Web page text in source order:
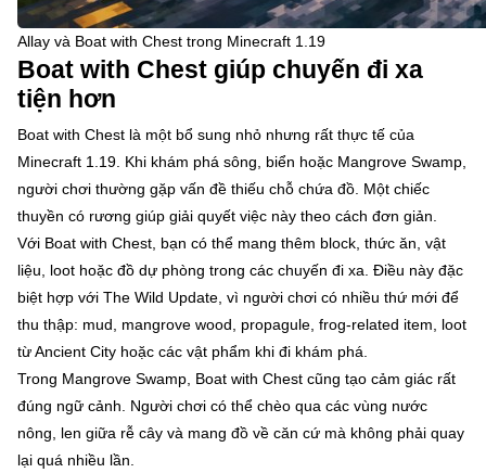
Allay và Boat with Chest trong Minecraft 1.19
Boat with Chest giúp chuyến đi xa
tiện hơn
Boat with Chest là một bổ sung nhỏ nhưng rất thực tế của
Minecraft 1.19. Khi khám phá sông, biển hoặc Mangrove Swamp,
người chơi thường gặp vấn đề thiếu chỗ chứa đồ. Một chiếc
thuyền có rương giúp giải quyết việc này theo cách đơn giản.
Với Boat with Chest, bạn có thể mang thêm block, thức ăn, vật
liệu, loot hoặc đồ dự phòng trong các chuyến đi xa. Điều này đặc
biệt hợp với The Wild Update, vì người chơi có nhiều thứ mới để
thu thập: mud, mangrove wood, propagule, frog-related item, loot
từ Ancient City hoặc các vật phẩm khi đi khám phá.
Trong Mangrove Swamp, Boat with Chest cũng tạo cảm giác rất
đúng ngữ cảnh. Người chơi có thể chèo qua các vùng nước
nông, len giữa rễ cây và mang đồ về căn cứ mà không phải quay
lại quá nhiều lần.